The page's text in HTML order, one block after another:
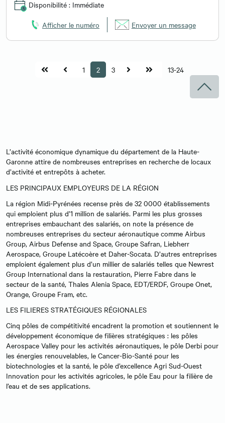
Disponibilité : Immédiate
Afficher le numéro Envoyer un message
1 2 3 13-24
L’activité économique dynamique du département de la Haute-
Garonne attire de nombreuses entreprises en recherche de locaux
d’activité et entrepôts à acheter.
LES PRINCIPAUX EMPLOYEURS DE LA RÉGION
La région Midi-Pyrénées recense près de 32 0000 établissements
qui emploient plus d’1 million de salariés. Parmi les plus grosses
entreprises embauchant des salariés, on note la présence de
nombreuses entreprises du secteur aéronautique comme Airbus
Group, Airbus Defense and Space, Groupe Safran, Liebherr
Aerospace, Groupe Latécoère et Daher-Socata. D’autres entreprises
emploient également plus d’un millier de salariés telles que Newrest
Group International dans la restauration, Pierre Fabre dans le
secteur de la santé, Thales Alenia Space, EDT/ERDF, Groupe Onet,
Orange, Groupe Fram, etc.
LES FILIERES STRATÉGIQUES RÉGIONALES
Cinq pôles de compétitivité encadrent la promotion et soutiennent le
développement économique de filières stratégiques : les pôles
Aerospace Valley pour les activités aéronautiques, le pôle Derbi pour
les énergies renouvelables, le Cancer-Bio-Santé pour les
biotechnologies et la santé, le pôle d’excellence Agri Sud-Ouest
Innovation pour les activités agricoles, le pôle Eau pour la filière de
l’eau et de ses applications.